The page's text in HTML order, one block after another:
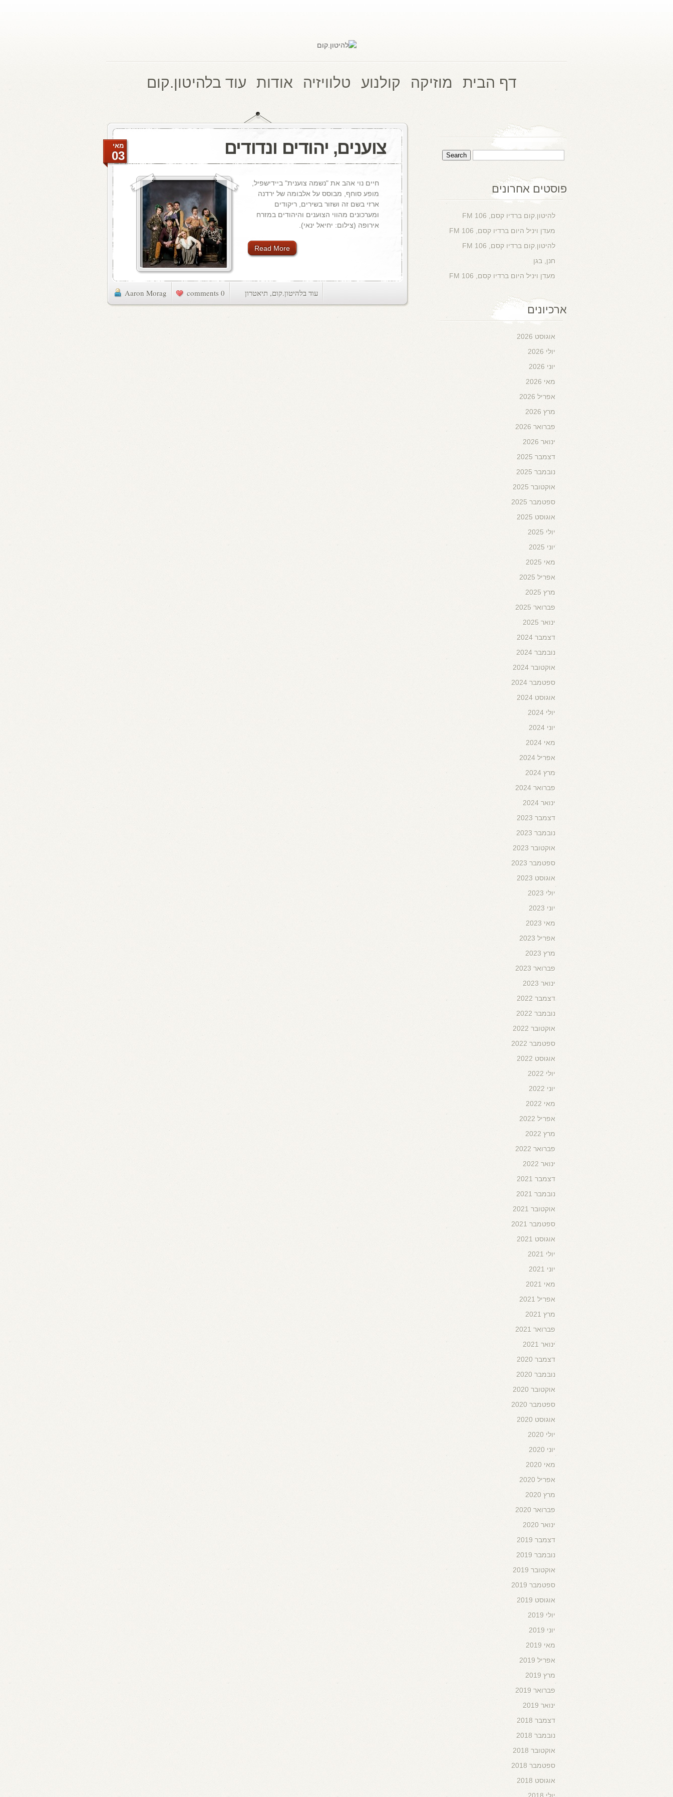
דף הבית מוזיקה קולנוע טלוויזיה אודות עוד בלהיטון.קום
צוענים, יהודים ונדודים מאי
03
חיים נוי אהב את "נשמה צוענית" ביידישפיל,
מופע סוחף, מבוסס על אלבומה של ירדנה
ארזי בשם זה ושזור בשירים, ריקודים
ומערכונים מהווי הצוענים והיהודים במזרח
אירופה (צילום: יחיאל ינאי).
Read More
Aaron Morag 0 comments עוד בלהיטון.קום, תיאטרון
פוסטים אחרונים
להיטון.קום ברדיו קסם, 106 FM
מעדן ויניל היום ברדיו קסם, 106 FM
להיטון.קום ברדיו קסם, 106 FM
חנן, בגן
מעדן ויניל היום ברדיו קסם, 106 FM
ארכיונים
אוגוסט 2026
יולי 2026
יוני 2026
מאי 2026
אפריל 2026
מרץ 2026
פברואר 2026
ינואר 2026
דצמבר 2025
נובמבר 2025
אוקטובר 2025
ספטמבר 2025
אוגוסט 2025
יולי 2025
יוני 2025
מאי 2025
אפריל 2025
מרץ 2025
פברואר 2025
ינואר 2025
דצמבר 2024
נובמבר 2024
אוקטובר 2024
ספטמבר 2024
אוגוסט 2024
יולי 2024
יוני 2024
מאי 2024
אפריל 2024
מרץ 2024
פברואר 2024
ינואר 2024
דצמבר 2023
נובמבר 2023
אוקטובר 2023
ספטמבר 2023
אוגוסט 2023
יולי 2023
יוני 2023
מאי 2023
אפריל 2023
מרץ 2023
פברואר 2023
ינואר 2023
דצמבר 2022
נובמבר 2022
אוקטובר 2022
ספטמבר 2022
אוגוסט 2022
יולי 2022
יוני 2022
מאי 2022
אפריל 2022
מרץ 2022
פברואר 2022
ינואר 2022
דצמבר 2021
נובמבר 2021
אוקטובר 2021
ספטמבר 2021
אוגוסט 2021
יולי 2021
יוני 2021
מאי 2021
אפריל 2021
מרץ 2021
פברואר 2021
ינואר 2021
דצמבר 2020
נובמבר 2020
אוקטובר 2020
ספטמבר 2020
אוגוסט 2020
יולי 2020
יוני 2020
מאי 2020
אפריל 2020
מרץ 2020
פברואר 2020
ינואר 2020
דצמבר 2019
נובמבר 2019
אוקטובר 2019
ספטמבר 2019
אוגוסט 2019
יולי 2019
יוני 2019
מאי 2019
אפריל 2019
מרץ 2019
פברואר 2019
ינואר 2019
דצמבר 2018
נובמבר 2018
אוקטובר 2018
ספטמבר 2018
אוגוסט 2018